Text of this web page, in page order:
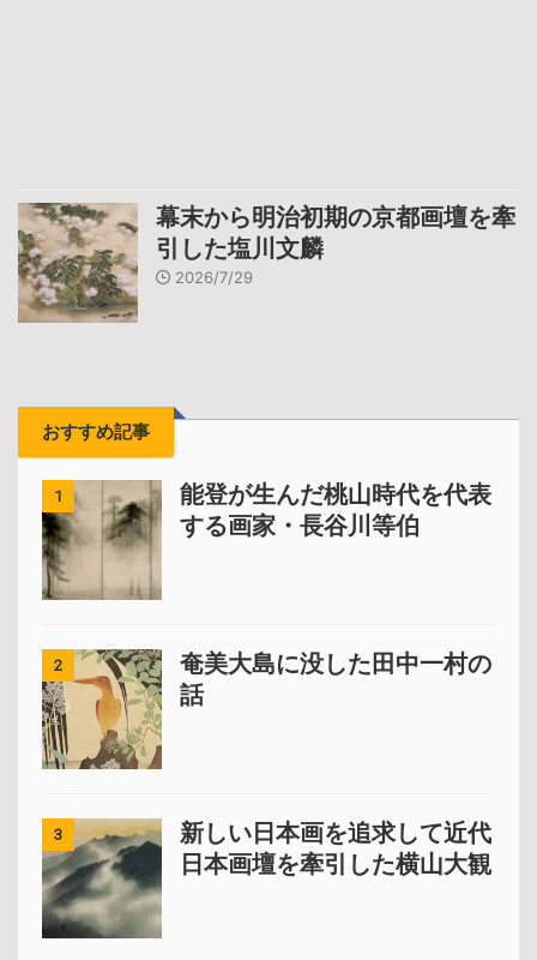
幕末から明治初期の京都画壇を牽
引した塩川文麟
2026/7/29
おすすめ記事
1
能登が生んだ桃山時代を代表
する画家・長谷川等伯
2
奄美大島に没した田中一村の
話
3
新しい日本画を追求して近代
日本画壇を牽引した横山大観